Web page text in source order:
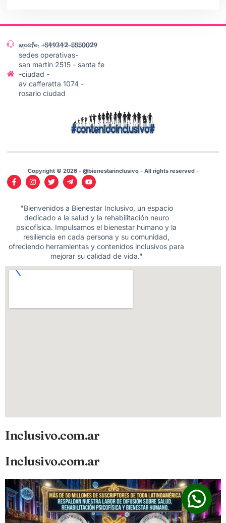
wpsfe: +549342-5550029
sedes operativas-
san martin 2515 - santa fe
-ciudad -
av cafferatta 1074 -
rosario ciudad
Copyright © 2026 - @bienestarinclusivo - All rights reserved -
"Bienvenidos a Bienestar Inclusivo, un espacio
dedicado a la salud y la rehabilitación neuro
psicofísica. Impulsamos el bienestar humano y la
resiliencia en cada persona y su comunidad,
ofreciendo herramientas y contenidos inclusivos para
mejorar su calidad de vida."
Inclusivo.com.ar
Inclusivo.com.ar